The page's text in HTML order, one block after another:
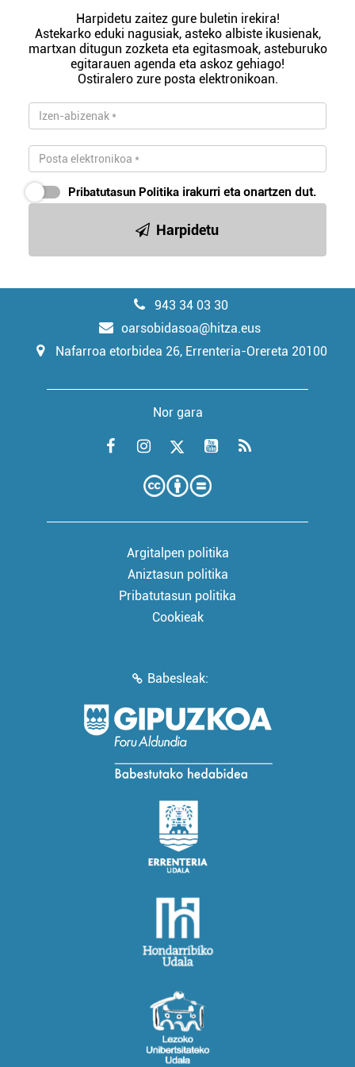
Harpidetu zaitez gure buletin irekira!
Astekarko eduki nagusiak, asteko albiste ikusienak,
martxan ditugun zozketa eta egitasmoak, asteburuko
egitarauen agenda eta askoz gehiago!
Ostiralero zure posta elektronikoan.
Pribatutasun Politika irakurri eta onartzen dut.
Harpidetu
943 34 03 30
oarsobidasoa@hitza.eus
Nafarroa etorbidea 26, Errenteria-Orereta 20100
Nor gara
Argitalpen politika
Aniztasun politika
Pribatutasun politika
Cookieak
Babesleak: